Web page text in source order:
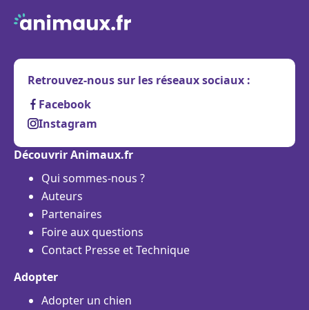
Retrouvez-nous sur les réseaux sociaux :
Facebook
Instagram
Découvrir Animaux.fr
Qui sommes-nous ?
Auteurs
Partenaires
Foire aux questions
Contact Presse et Technique
Adopter
Adopter un chien